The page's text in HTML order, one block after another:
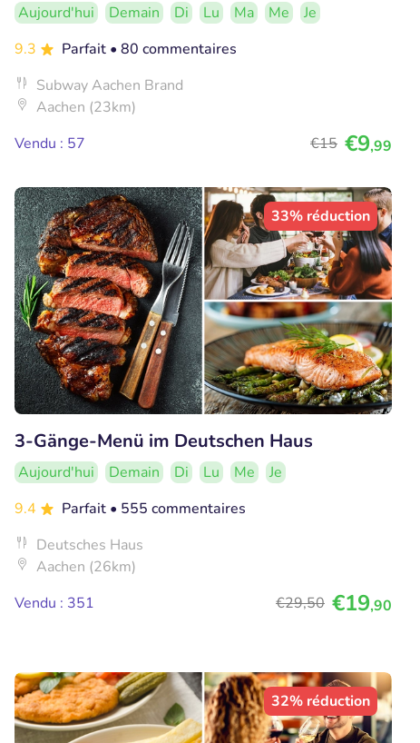
Aujourd'hui Demain Di Lu Ma Me
Je
9.3
Parfait • 80 commentaires
Subway Aachen Brand
Aachen (23km)
Vendu : 57
€15 €9,99
33% réduction
3-Gänge-Menü im Deutschen Haus
Aujourd'hui Demain Di Lu Me
Je
9.4
Parfait • 555 commentaires
Deutsches Haus
Aachen (26km)
Vendu : 351
€29,50 €19,90
32% réduction